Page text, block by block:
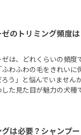
のトリミング頻度
ゼは、どれくらいの頻
わふわの毛をきれいに
う」と悩んでいません
た見た目が魅力の犬種
は必要？シャンプ